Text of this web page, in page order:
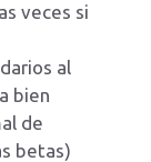
veces si
al
bien
de
betas)